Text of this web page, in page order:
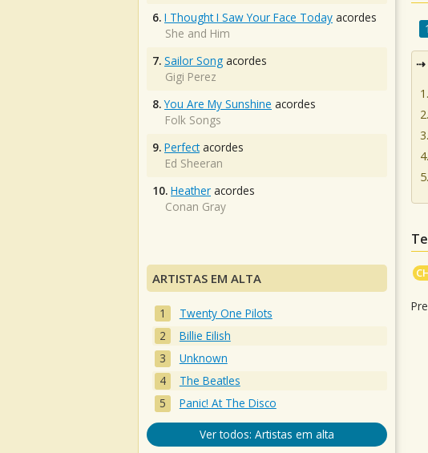
6. I Thought I Saw Your Face Today acordes
She and Him
7. Sailor Song acordes
Gigi Perez
8. You Are My Sunshine acordes
Folk Songs
9. Perfectacordes
Ed Sheeran
10. Heather acordes
Conan Gray
ARTISTAS EM ALTA
Twenty One Pilots
Billie Eilish
Unknown
The Beatles
Panic! At The Disco
Ver todos: Artistas em alta